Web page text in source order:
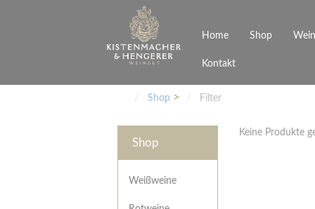
Home Shop
Weißweine
Roséweine
Junges Schwaben
Veranstaltungen
Kontakt
Shop Filter
Shop
Weißweine
Keine Produkte